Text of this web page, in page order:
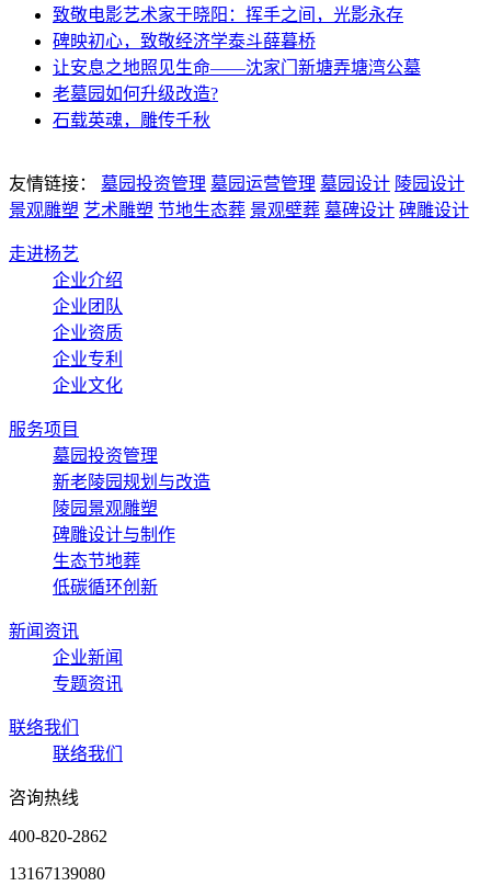
致敬电影艺术家于晓阳：挥手之间，光影永存
碑映初心，致敬经济学泰斗薛暮桥
让安息之地照见生命——沈家门新塘弄塘湾公墓
老墓园如何升级改造?
石载英魂，雕传千秋
友情链接： 墓园投资管理 墓园运营管理 墓园设计 陵园设计
景观雕塑 艺术雕塑 节地生态葬 景观壁葬 墓碑设计 碑雕设计
走进杨艺
企业介绍
企业团队
企业资质
企业专利
企业文化
服务项目
墓园投资管理
新老陵园规划与改造
陵园景观雕塑
碑雕设计与制作
生态节地葬
低碳循环创新
新闻资讯
企业新闻
专题资讯
联络我们
联络我们
咨询热线
400-820-2862
13167139080